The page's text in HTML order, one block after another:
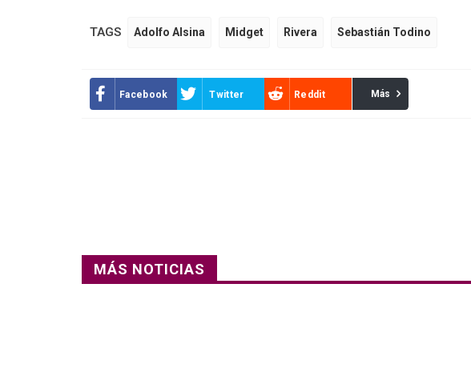
TAGS Adolfo Alsina Midget Rivera Sebastián Todino
Facebook Twitter Reddit Más
MÁS NOTICIAS